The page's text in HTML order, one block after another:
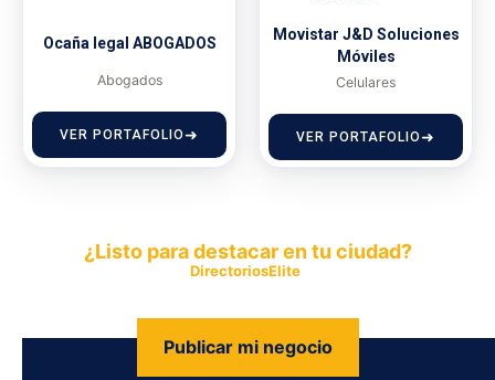
Ocaña legal ABOGADOS
Abogados
VER PORTAFOLIO
Movistar J&D Soluciones
Móviles
Celulares
VER PORTAFOLIO
¿Listo para destacar en tu ciudad?
DirectoriosElite
Publicar mi negocio